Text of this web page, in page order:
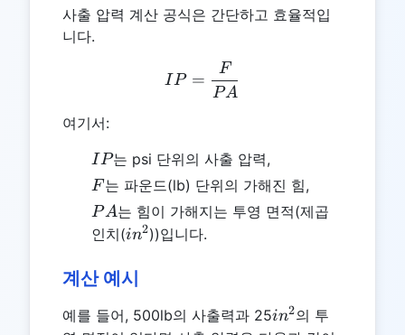
사출 압력 계산 공식은 간단하고 효율적입
니다.
IP = \frac{F}{PA}
IP =
PA
F
여기서:
IP
IP는 psi 단위의 사출 압력,
F
F 는 파운드(lb) 단위의 가해진 힘,
PA
PA는 힘이 가해지는 투영 면적(제곱
인치(in^2
in2))입니다.
계산 예시
예를 들어, 500lb의 사출력과 25in^2
in2의 투